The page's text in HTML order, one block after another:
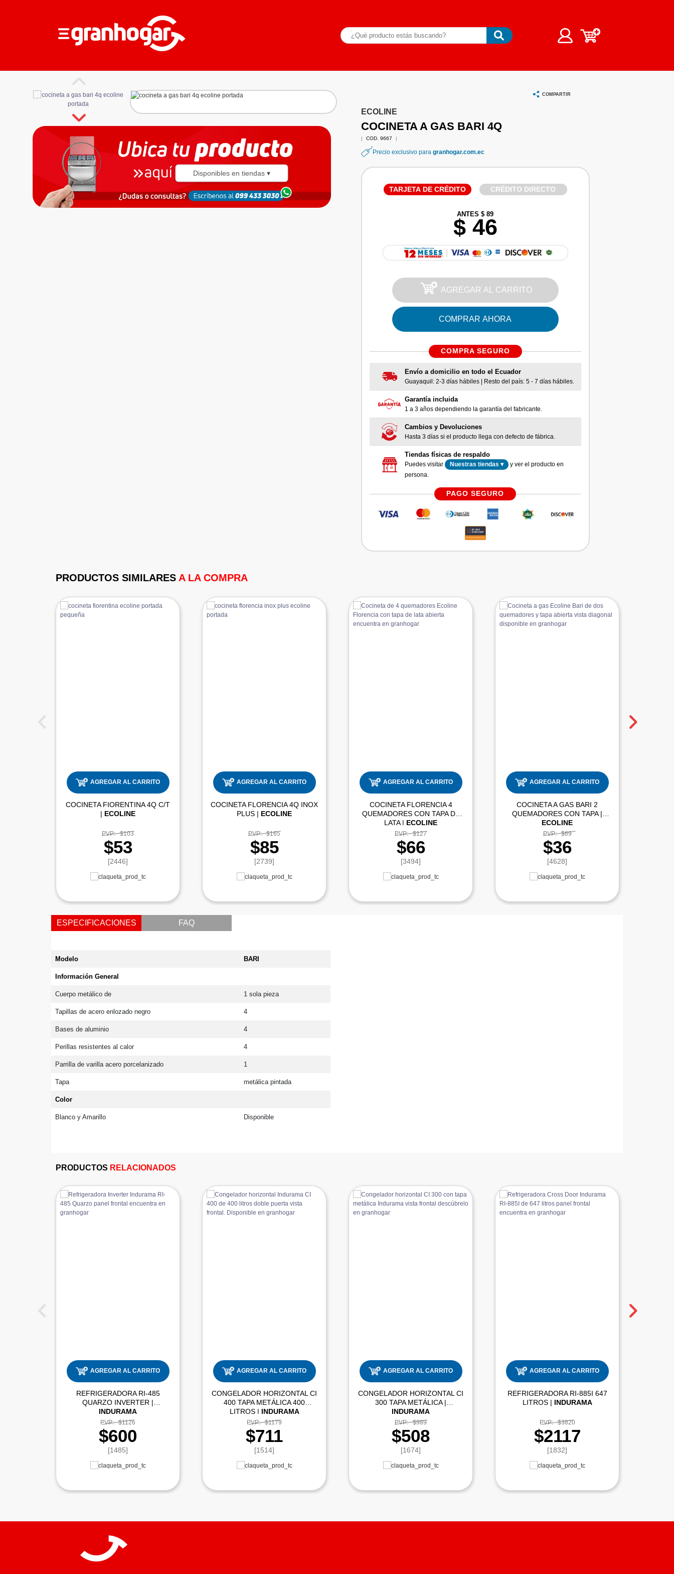
Disponibles en tiendas ▾
COMPARTIR
ECOLINE
COCINETA A GAS BARI 4Q
| COD. 9667 |
Precio exclusivo para granhogar.com.ec
TARJETA DE CRÉDITO CRÉDITO DIRECTO
ANTES $ 89
$ 46
AGREGAR AL CARRITO
COMPRAR AHORA
COMPRA SEGURO
Envío a domicilio en todo el Ecuador
Guayaquil: 2-3 días hábiles | Resto del país: 5 - 7 días hábiles.
Garantía incluida
1 a 3 años dependiendo la garantía del fabricante.
Cambios y Devoluciones
Hasta 3 días si el producto llega con defecto de fábrica.
Tiendas físicas de respaldo
Puedes visitar Nuestras tiendas ▾
y ver el producto en
persona.
PAGO SEGURO
PRODUCTOS SIMILARES A LA COMPRA
AGREGAR AL CARRITO
COCINETA FIORENTINA 4Q C/T
| ECOLINE
PVP: $103
$53
[2446]
AGREGAR AL CARRITO
COCINETA FLORENCIA 4Q INOX
PLUS | ECOLINE
PVP: $165
$85
[2739]
AGREGAR AL CARRITO
COCINETA FLORENCIA 4
QUEMADORES CON TAPA DE
LATA | ECOLINE
PVP: $127
$66
[3494]
AGREGAR AL CARRITO
COCINETA A GAS BARI 2
QUEMADORES CON TAPA |
ECOLINE
PVP: $69
$36
[4628]
ESPECIFICACIONES FAQ
Modelo BARI
Información General
Cuerpo metálico de 1 sola pieza
Tapillas de acero enlozado negro 4
Bases de aluminio 4
Perillas resistentes al calor 4
Parrilla de varilla acero porcelanizado 1
Tapa metálica pintada
Color
Blanco y Amarillo Disponible
PRODUCTOS RELACIONADOS
AGREGAR AL CARRITO
REFRIGERADORA RI-485
QUARZO INVERTER |
INDURAMA
PVP: $1126
$600
[1485]
AGREGAR AL CARRITO
CONGELADOR HORIZONTAL CI
400 TAPA METÁLICA 400
LITROS | INDURAMA
PVP: $1179
$711
[1514]
AGREGAR AL CARRITO
CONGELADOR HORIZONTAL CI
300 TAPA METÁLICA |
INDURAMA
PVP: $989
$508
[1674]
AGREGAR AL CARRITO
REFRIGERADORA RI-885I 647
LITROS | INDURAMA
PVP: $3820
$2117
[1832]